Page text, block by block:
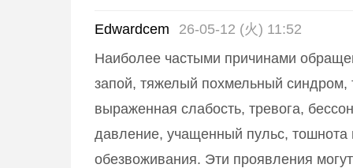
Edwardcem
26-05-12 (火) 11:52
Наиболее частыми причинами
запой, тяжелый похмельный синдром,
выраженная слабость, тревога,
давление, учащенный пульс, тошнота
обезвоживания. Эти проявления